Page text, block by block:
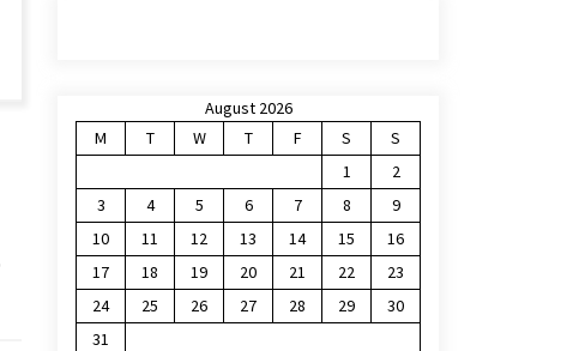
August 2026
M
T W T F S
S
1
2
3
4 5 6 7 8
9
10
11 12 13 14 15
16
17
18 19 20 21 22
23
24
25 26 27 28 29
30
31